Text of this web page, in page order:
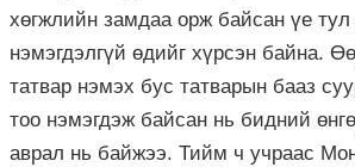
хөгжлийн замдаа орж байсан үе тул
нэмэгдэлгүй өдийг хүрсэн байна.
татвар нэмэх бус татварын бааз
тоо нэмэгдэж байсан нь бидний
аврал нь байжээ. Тийм ч учраас